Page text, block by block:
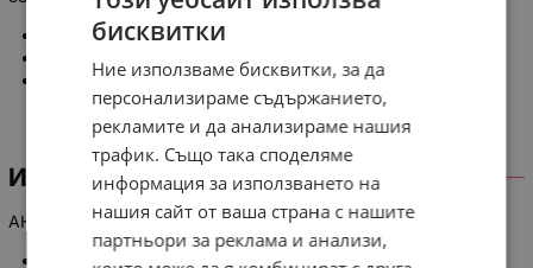
Дължина: 210mm
Диаметър: 6mm
Максимална дължина: 535mm
ИНФОРМАЦИЯ
АНТЕНА УКВ ТЕЛЕСКОПИЧНА ANT5403 210MM/535MM
Радио антена FM, телескопична.
бисквитки
Ние използваме бисквитки, за да
персонализираме съдържанието,
рекламите и да анализираме нашия
трафик. Също така споделяме
информация за използването на
нашия сайт от ваша страна с нашите
партньори за реклама и анализи,